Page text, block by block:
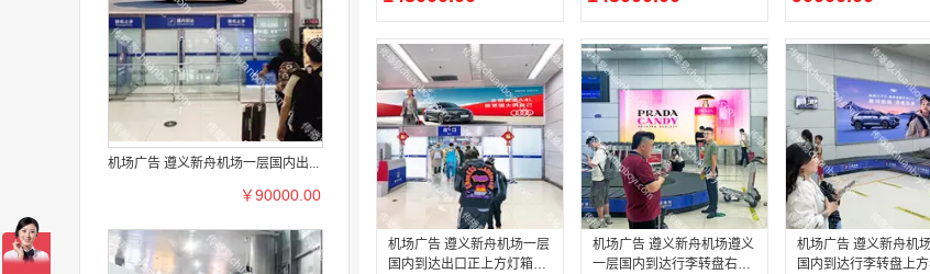
机场广告 遵义新舟机场一层国内出...
￥90000.00
机场广告 遵义新舟机场一层
国内到达出口正上方灯箱广
机场广告 遵义新舟机场遵义
一层国内到达行李转盘右侧
机场广告 遵义新舟机
国内到达行李转盘上